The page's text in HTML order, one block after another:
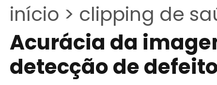
início > clipping de
Acurácia da
detecção de